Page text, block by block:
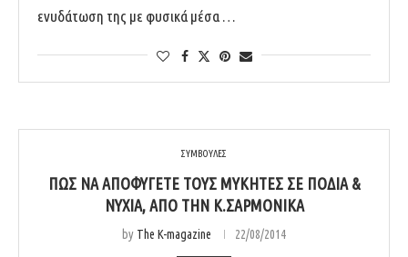
ενυδάτωση της με φυσικά μέσα …
ΣΥΜΒΟΥΛΕΣ
ΠΩΣ ΝΑ ΑΠΟΦΎΓΕΤΕ ΤΟΥΣ ΜΎΚΗΤΕΣ ΣΕ ΠΌΔΙΑ &
ΝΎΧΙΑ, ΑΠΌ ΤΗΝ Κ.ΣΑΡΜΟΝΙΚΆ
by The K-magazine 22/08/2014